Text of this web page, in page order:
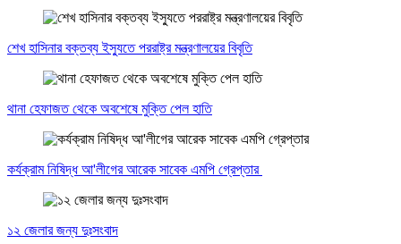
শেখ হাসিনার বক্তব্য ইস্যুতে পররাষ্ট্র মন্ত্রণালয়ের বিবৃতি
থানা হেফাজত থেকে অবশেষে মুক্তি পেল হাতি
কর্যক্রাম নিষিদ্ধ আ'লীগের আরেক সাবেক এমপি গ্রেপ্তার
১২ জেলার জন্য দুঃসংবাদ